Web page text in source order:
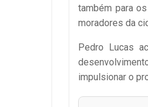
também para
moradores da
Pedro Lucas
impulsionar o